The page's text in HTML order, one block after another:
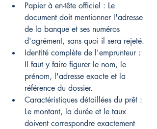
Papier à en-tête officiel : Le
document doit mentionner l'adresse
de la banque et ses numéros
d'agrément, sans quoi il sera rejeté.
Identité complète de l'emprunteur :
Il faut y faire figurer le nom, le
prénom, l'adresse exacte et la
référence du dossier.
Caractéristiques détaillées du prêt :
Le montant, la durée et le taux
doivent correspondre exactement